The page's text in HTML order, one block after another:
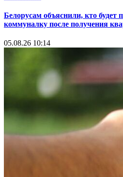
Белорусам объяснили, кто будет
коммуналку после получения
05.08.26 10:14